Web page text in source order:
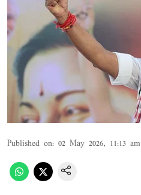
Published on: 02 May 2026, 11:13 am